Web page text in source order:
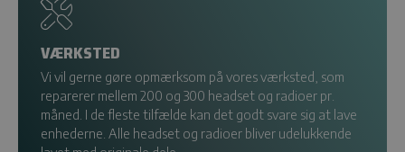
VÆRKSTED
Vi vil gerne gøre opmærksom på vores værksted, som
reparerer mellem 200 og 300 headset og radioer pr.
måned. I de fleste tilfælde kan det godt svare sig at lave
enhederne. Alle headset og radioer bliver udelukkende